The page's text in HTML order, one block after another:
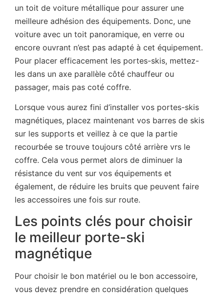
un toit de voiture métallique pour assurer une
meilleure adhésion des équipements. Donc, une
voiture avec un toit panoramique, en verre ou
encore ouvrant n’est pas adapté à cet équipement.
Pour placer efficacement les portes-skis, mettez-
les dans un axe parallèle côté chauffeur ou
passager, mais pas coté coffre.
Lorsque vous aurez fini d’installer vos portes-skis
magnétiques, placez maintenant vos barres de skis
sur les supports et veillez à ce que la partie
recourbée se trouve toujours côté arrière vrs le
coffre. Cela vous permet alors de diminuer la
résistance du vent sur vos équipements et
également, de réduire les bruits que peuvent faire
les accessoires une fois sur route.
Les points clés pour choisir
le meilleur porte-ski
magnétique
Pour choisir le bon matériel ou le bon accessoire,
vous devez prendre en considération quelques